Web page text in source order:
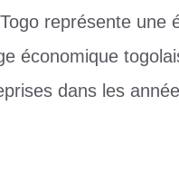
représente une
économique
dans les